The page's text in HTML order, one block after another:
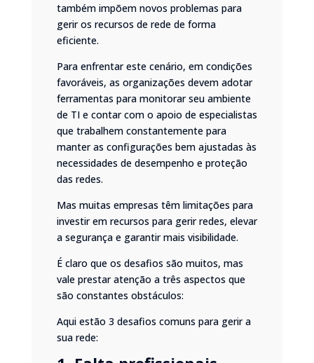
também impõem novos problemas para
gerir os recursos de rede de forma
eficiente.
Para enfrentar este cenário, em condições
favoráveis, as organizações devem adotar
ferramentas para monitorar seu ambiente
de TI e contar com o apoio de especialistas
que trabalhem constantemente para
manter as configurações bem ajustadas às
necessidades de desempenho e proteção
das redes.
Mas muitas empresas têm limitações para
investir em recursos para gerir redes, elevar
a segurança e garantir mais visibilidade.
É claro que os desafios são muitos, mas
vale prestar atenção a três aspectos que
são constantes obstáculos:
Aqui estão 3 desafios comuns para gerir a
sua rede: